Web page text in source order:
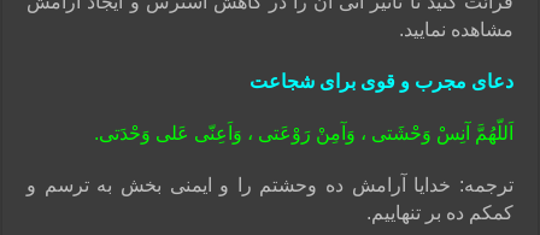
مشاهده نمایید.
دعای مجرب و قوی برای شجاعت
اَللّهُمَّ آنِسْ وَحْشَتى ، وَآمِنْ رَوْعَتى ، وَاَعِنّى عَلى وَحْدَتى.
ترجمه: خدایا آرامش ده وحشتم را و ایمنى بخش به ترسم و
کمکم ده بر تنهاییم.